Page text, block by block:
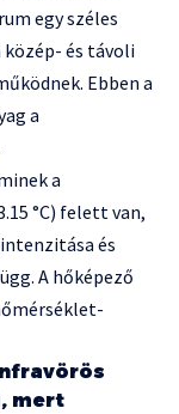
egy széles
és távoli
Ebben a
a
a
°C) felett van,
és
A hőképező
mert